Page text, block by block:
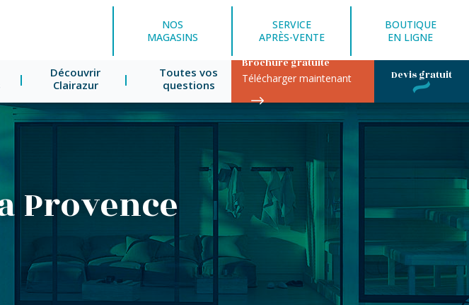
NOS
MAGASINS
SERVICE
APRÈS-VENTE
BOUTIQUE
EN LIGNE
Découvrir
Clairazur
Toutes vos
questions
Brochure gratuite
Télécharger maintenant Devis gratuit
Provence